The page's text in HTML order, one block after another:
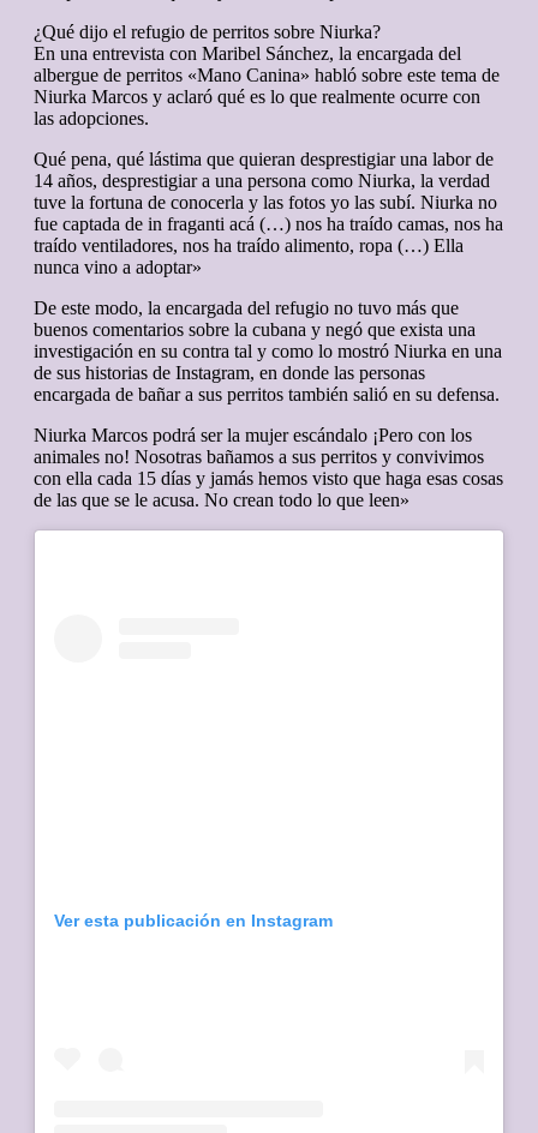
¿Qué dijo el refugio de perritos sobre Niurka?
En una entrevista con Maribel Sánchez, la encargada del
albergue de perritos «Mano Canina» habló sobre este tema de
Niurka Marcos y aclaró qué es lo que realmente ocurre con
las adopciones.
Qué pena, qué lástima que quieran desprestigiar una labor de
14 años, desprestigiar a una persona como Niurka, la verdad
tuve la fortuna de conocerla y las fotos yo las subí. Niurka no
fue captada de in fraganti acá (…) nos ha traído camas, nos ha
traído ventiladores, nos ha traído alimento, ropa (…) Ella
nunca vino a adoptar»
De este modo, la encargada del refugio no tuvo más que
buenos comentarios sobre la cubana y negó que exista una
investigación en su contra tal y como lo mostró Niurka en una
de sus historias de Instagram, en donde las personas
encargada de bañar a sus perritos también salió en su defensa.
Niurka Marcos podrá ser la mujer escándalo ¡Pero con los
animales no! Nosotras bañamos a sus perritos y convivimos
con ella cada 15 días y jamás hemos visto que haga esas cosas
de las que se le acusa. No crean todo lo que leen»
Ver esta publicación en Instagram